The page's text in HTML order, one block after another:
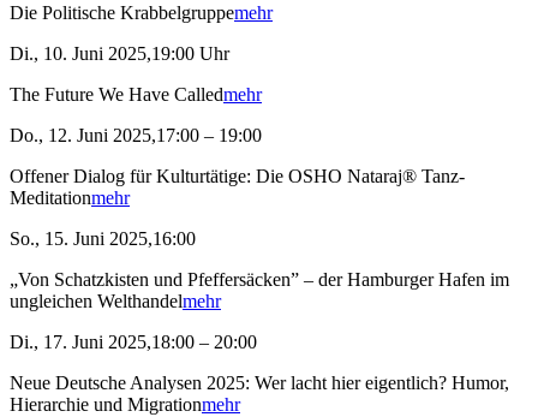
Die Politische Krabbelgruppemehr
Di., 10. Juni 2025,19:00 Uhr
The Future We Have Calledmehr
Do., 12. Juni 2025,17:00 – 19:00
Offener Dialog für Kulturtätige: Die OSHO Nataraj® Tanz-
Meditationmehr
So., 15. Juni 2025,16:00
„Von Schatzkisten und Pfeffersäcken” – der Hamburger Hafen im
ungleichen Welthandelmehr
Di., 17. Juni 2025,18:00 – 20:00
Neue Deutsche Analysen 2025: Wer lacht hier eigentlich? Humor,
Hierarchie und Migrationmehr